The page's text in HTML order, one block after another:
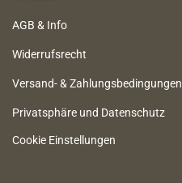
AGB & Info
Widerrufsrecht
Versand- & Zahlungsbedingungen
Privatsphäre und Datenschutz
Cookie Einstellungen